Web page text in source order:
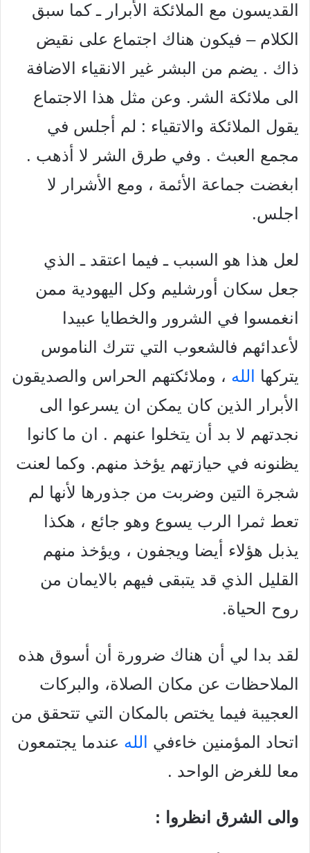
القديسون مع الملائكة الأبرار ـ كما سبق
الكلام – فيكون هناك اجتماع على نقيض
ذاك . يضم من البشر غير الانقياء الاضافة
الى ملائكة الشر. وعن مثل هذا الاجتماع
يقول الملائكة والاتقياء : لم أجلس في
مجمع العبث . وفي طرق الشر لا أذهب .
ابغضت جماعة الأئمة ، ومع الأشرار لا
اجلس.
لعل هذا هو السبب ـ فيما اعتقد ـ الذي
جعل سكان أورشليم وكل
اليهودية ممن
انغمسوا في الشرور والخطايا عبيدا
لأعدائهم فالشعوب التي تترك الناموس
يتركها
الله ، وملائكتهم الحراس والصديقون
الأبرار الذين كان يمكن ان يسرعوا الى
نجدتهم لا بد أن يتخلوا عنهم . ان ما كانوا
يظنونه في حيازتهم يؤخذ منهم. وكما لعنت
شجرة التين وضربت من جذورها لأنها لم
تعط ثمرا الرب يسوع وهو جائع ، هكذا
يذبل هؤلاء أيضا ويجفون ، ويؤخذ منهم
القليل الذي قد يتبقى فيهم بالايمان من
روح الحياة.
لقد بدا لي أن هناك ضرورة أن أسوق هذه
الملاحظات عن مكان الصلاة، والبركات
العجيبة فيما يختص بالمكان التي تتحقق من
اتحاد المؤمنين خاءفي
الله عندما يجتمعون
معا للغرض الواحد .
والى الشرق انظروا :